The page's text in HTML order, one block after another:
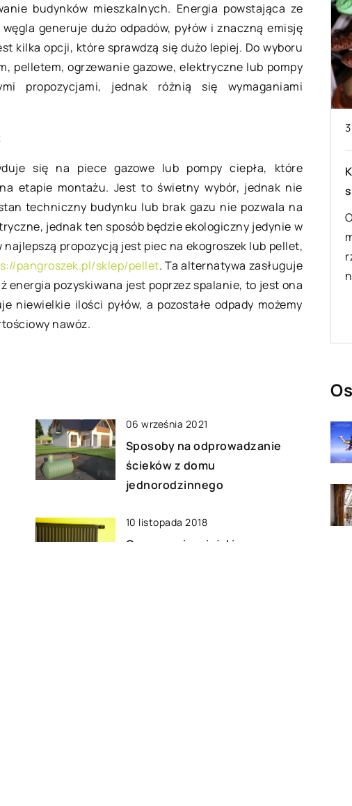
budynków mieszkalnych. Energia powstająca ze
generuje dużo odpadów, pyłów i znaczną emisję
kilka opcji, które sprawdzą się dużo lepiej. Do wyboru
pelletem, ogrzewanie gazowe, elektryczne lub pompy
propozycjami, jednak różnią się wymaganiami
się na piece gazowe lub pompy ciepła, które
etapie montażu. Jest to świetny wybór, jednak nie
techniczny budynku lub brak gazu nie pozwala na
jednak ten sposób będzie ekologiczny jedynie w
propozycją jest piec na ekogroszek lub pellet,
pangroszek.pl/sklep/pellet. Ta alternatywa zasługuje
energia pozyskiwana jest poprzez spalanie, to jest ona
niewielkie ilości pyłów, a pozostałe odpady możemy
nawóz.
06 września 2021
Sposoby na odprowadzanie
ścieków z domu
jednorodzinnego
10 listopada 2018
Ogrzewanie miejskie czy
ich
przy
Jednak w
ten element
Bielizna, która podkreśli nasze
kształty
Każdej kobiecie zależy na tym, żeby
czuć się dobrze we własnej skórze,
aby tak było musi ona dbać o
poczucie […]